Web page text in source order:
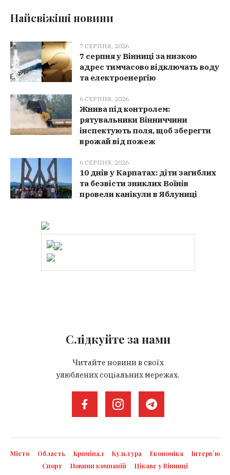
Найсвіжіші новини
7 СЕРПНЯ, 2026
7 серпня у Вінниці за низкою
адрес тимчасово відключать воду
та електроенергію
6 СЕРПНЯ, 2026
Жнива під контролем:
рятувальники Вінниччини
інспектують поля, щоб зберегти
врожай від пожеж
6 СЕРПНЯ, 2026
10 днів у Карпатах: діти загиблих
та безвісти зниклих Воїнів
провели канікули в Яблуниці
Слідкуйте за нами
Читайте новини в своїх
улюблених соціальних мережах.
Місто Область Кримінал Культура Економіка
Інтерв`ю
Спорт
Новини компаній
Цікаве у Вінниці